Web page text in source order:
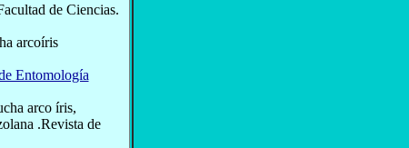
de Ciencias.
arcoíris
Entomología
arco íris,
.Revista de